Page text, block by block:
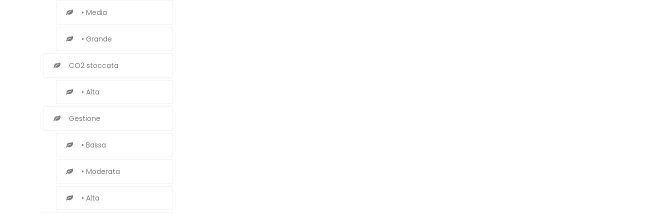
• Media
• Grande
CO2 stoccata
• Alta
Gestione
• Bassa
• Moderata
• Alta